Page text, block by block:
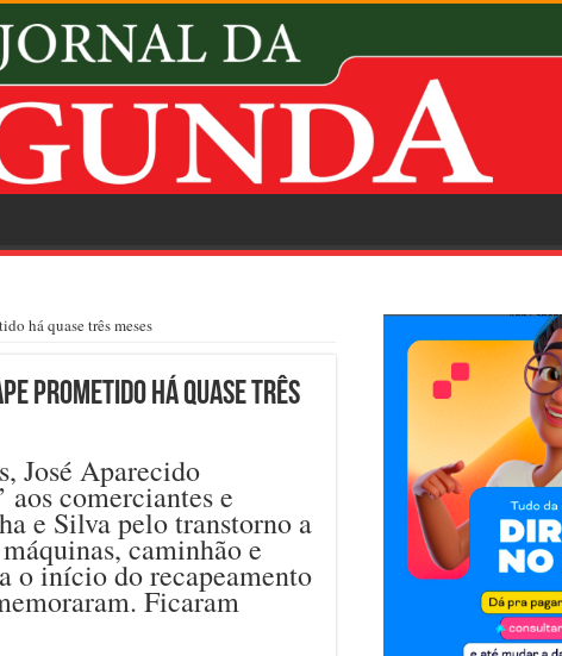
há quase três meses
prometido há quase três
José Aparecido
aos comerciantes e
e Silva pelo transtorno a
caminhão e
o início do recapeamento
Ficaram